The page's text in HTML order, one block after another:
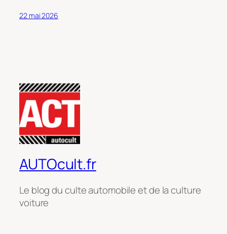
22 mai 2026
AUTOcult.fr
Le blog du culte automobile et de la culture
voiture